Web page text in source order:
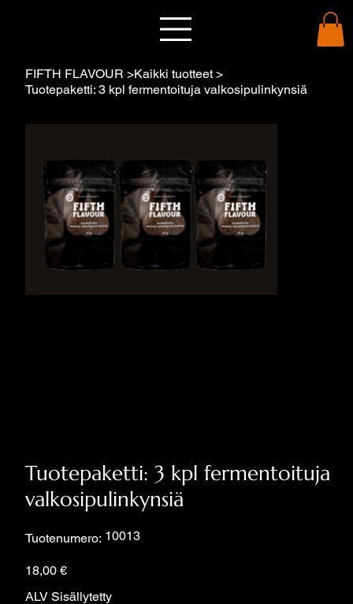
FIFTH FLAVOUR >Kaikki tuotteet >
Tuotepaketti: 3 kpl fermentoituja valkosipulinkynsiä
Tuotepaketti: 3 kpl fermentoituja
valkosipulinkynsiä
Tuotenumero: SKU
10013
10013
Hinta
18,00 €
ALV Sisällytetty